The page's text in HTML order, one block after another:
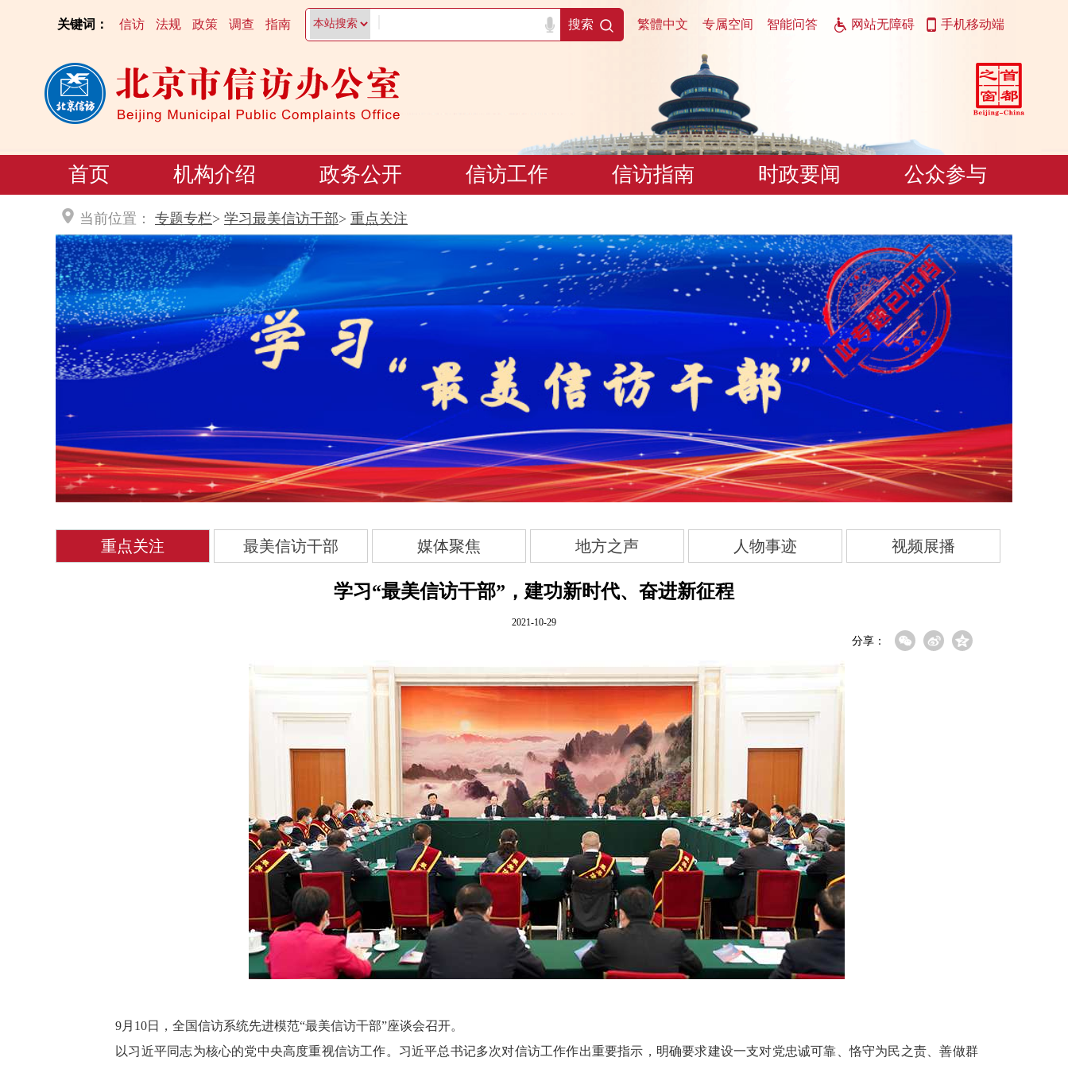
关键词： 信访 法规 政策 调查 指南 搜索 繁體中文 专属空间 网站无障碍
智能问答 手机移动端
首页 机构介绍 政务公开 信访工作 信访指南 时政要闻 公众参与
当前位置： 专题专栏> 学习最美信访干部> 重点关注
重点关注 最美信访干部 媒体聚焦 地方之声 人物事迹 视频展播
学习“最美信访干部”，建功新时代、奋进新征程
2021-10-29
分享：
9月10日，全国信访系统先进模范“最美信访干部”座谈会召开。
以习近平同志为核心的党中央高度重视信访工作。习近平总书记多次对信访工作作出重要指示，明确要求建设一支对党忠诚可靠、恪守为民之责、善做群